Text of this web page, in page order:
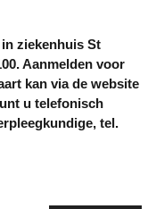
Aanmelden voor
kan via de website
u telefonisch
tel.